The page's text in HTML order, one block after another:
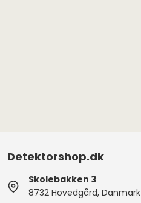
Detektorshop.dk
Skolebakken 3
8732 Hovedgård, Danmark